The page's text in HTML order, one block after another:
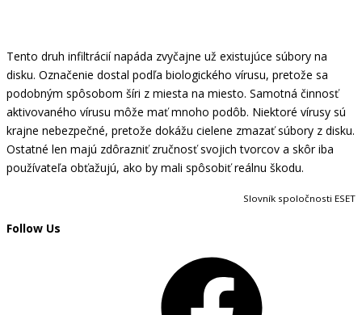
Tento druh infiltrácií napáda zvyčajne už existujúce súbory na
disku. Označenie dostal podľa biologického vírusu, pretože sa
podobným spôsobom šíri z miesta na miesto. Samotná činnosť
aktivovaného vírusu môže mať mnoho podôb. Niektoré vírusy sú
krajne nebezpečné, pretože dokážu cielene zmazať súbory z disku.
Ostatné len majú zdôrazniť zručnosť svojich tvorcov a skôr iba
používateľa obťažujú, ako by mali spôsobiť reálnu škodu.
Slovník spoločnosti ESET
Follow Us